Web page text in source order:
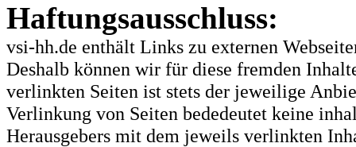
Haftungsausschluss:
vsi-hh.de enthält Links zu externen
Deshalb können wir für diese fremden
verlinkten Seiten ist stets der jeweilige
Verlinkung von Seiten bededeutet keine
Herausgebers mit dem jeweils verlinkten